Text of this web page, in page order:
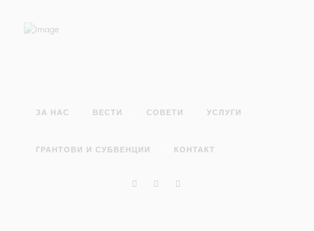
ЗА НАС ВЕСТИ СОВЕТИ УСЛУГИ
ГРАНТОВИ И СУБВЕНЦИИ КОНТАКТ